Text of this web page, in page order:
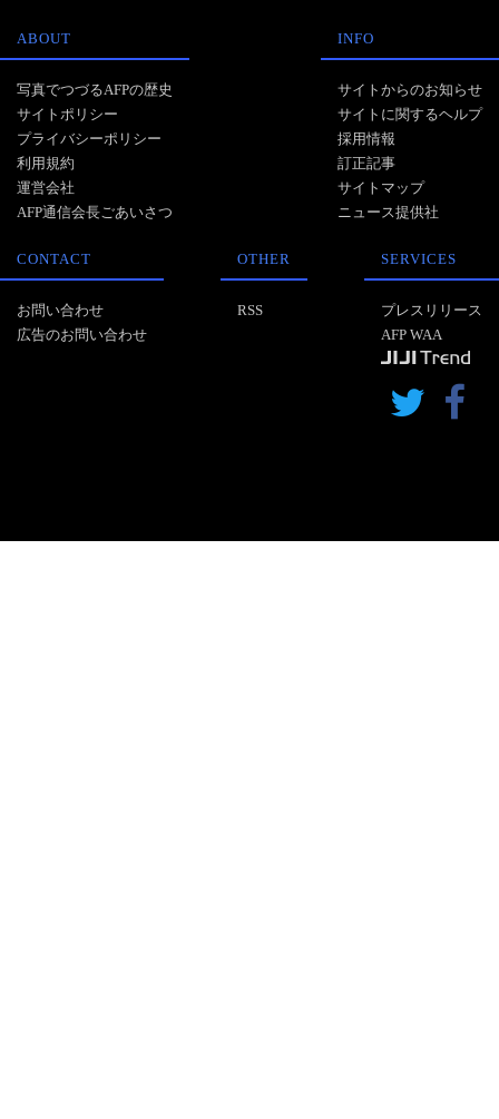
ABOUT
写真でつづるAFPの歴史
サイトポリシー
プライバシーポリシー
利用規約
運営会社
AFP通信会長ごあいさつ
INFO
サイトからのお知らせ
サイトに関するヘルプ
採用情報
訂正記事
サイトマップ
ニュース提供社
CONTACT
お問い合わせ
広告のお問い合わせ
OTHER
RSS
SERVICES
プレスリリース
AFP WAA